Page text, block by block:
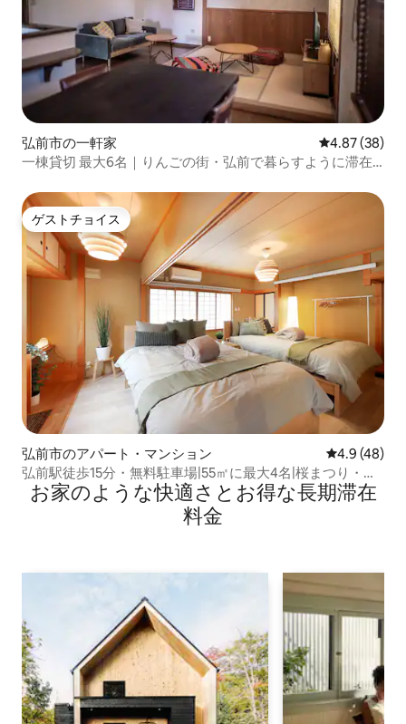
弘前市の一軒家 レビュー38
4.87 (38)
一棟貸切 最大6名｜りんごの街・弘前で暮らすように滞在
ゲストチョイス
ゲストチョイス
弘前市のアパート・マンション レビュー48
4.9 (48)
弘前駅徒歩15分・無料駐車場|55㎡に最大4名|桜まつり・ね
ぷたに好アクセス|ゲストチョイス受賞
お家のような快⁠適⁠さ⁠とお⁠得⁠な長⁠期⁠滞⁠在
料⁠金